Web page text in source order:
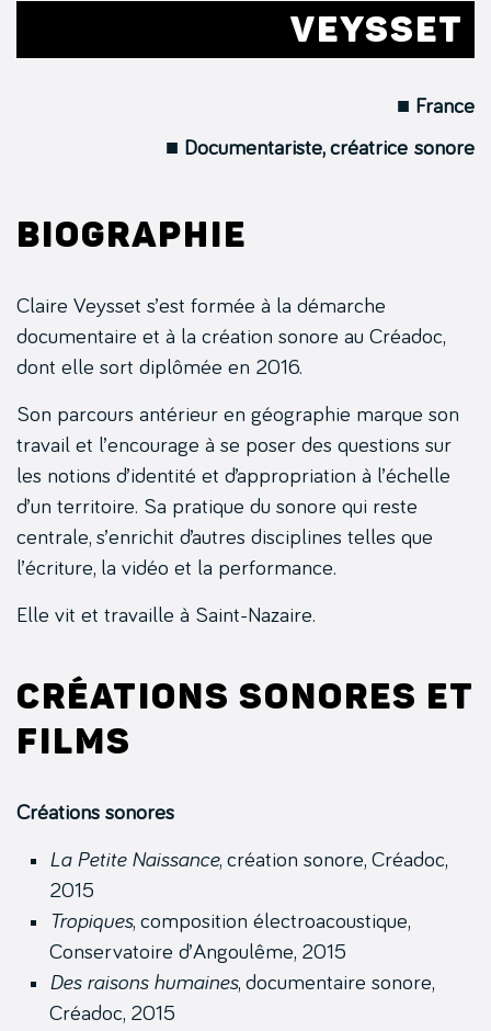
VEYSSET
■ France
■ Documentariste, créatrice sonore
Biographie
Claire Veysset s’est formée à la démarche
documentaire et à la création sonore au Créadoc,
dont elle sort diplômée en 2016.
Son parcours antérieur en géographie marque son
travail et l’encourage à se poser des questions sur
les notions d’identité et d’appropriation à l’échelle
d’un territoire. Sa pratique du sonore qui reste
centrale, s’enrichit d’autres disciplines telles que
l’écriture, la vidéo et la performance.
Elle vit et travaille à Saint-Nazaire.
Créations sonores et
films
Créations sonores
La Petite Naissance, création sonore, Créadoc,
2015
Tropiques, composition électroacoustique,
Conservatoire d’Angoulême, 2015
Des raisons humaines, documentaire sonore,
Créadoc, 2015